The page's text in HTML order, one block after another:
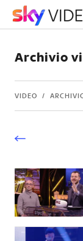
Archivio
VIDEO